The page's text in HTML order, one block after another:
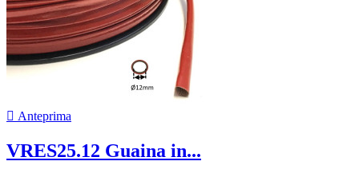
 Anteprima
VRES25.12 Guaina in...